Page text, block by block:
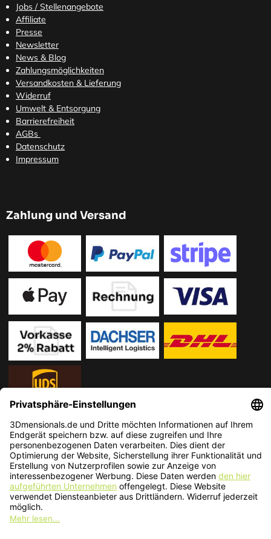
Jobs / Stellenangebote
Affiliate
Presse
Newsletter
News & Blog
Zahlungsmöglichkeiten
Versandkosten & Lieferung
Widerruf
Umwelt & Entsorgung
Barrierefreiheit
AGBs
Datenschutz
Impressum
Zahlung und Versand
* Alle Preise in EUR inkl. gesetzl. Mehrwertsteuer zzgl.Versandkosten.
Änderungen und Irrtümer vorbehalten. Nur solange der Vorrat reicht.
© 2026 3Dmensionals / PONTIALIS GmbH & Co. KG - All Rights Reserved.​